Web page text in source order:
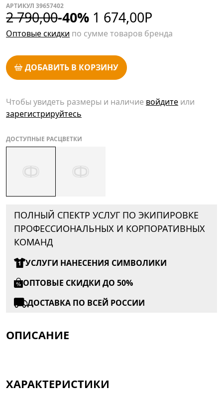
АРТИКУЛ 39657402
2 790,00-40% 1 674,00Р
Оптовые скидки по сумме товаров бренда
ДОБАВИТЬ В КОРЗИНУ
Чтобы увидеть размеры и наличие войдите или
зарегистрируйтесь
ДОСТУПНЫЕ РАСЦВЕТКИ
ПОЛНЫЙ СПЕКТР УСЛУГ ПО ЭКИПИРОВКЕ
ПРОФЕССИОНАЛЬНЫХ И КОРПОРАТИВНЫХ
КОМАНД
УСЛУГИ НАНЕСЕНИЯ СИМВОЛИКИ
ОПТОВЫЕ СКИДКИ ДО 50%
ДОСТАВКА ПО ВСЕЙ РОССИИ
ОПИСАНИЕ
ХАРАКТЕРИСТИКИ